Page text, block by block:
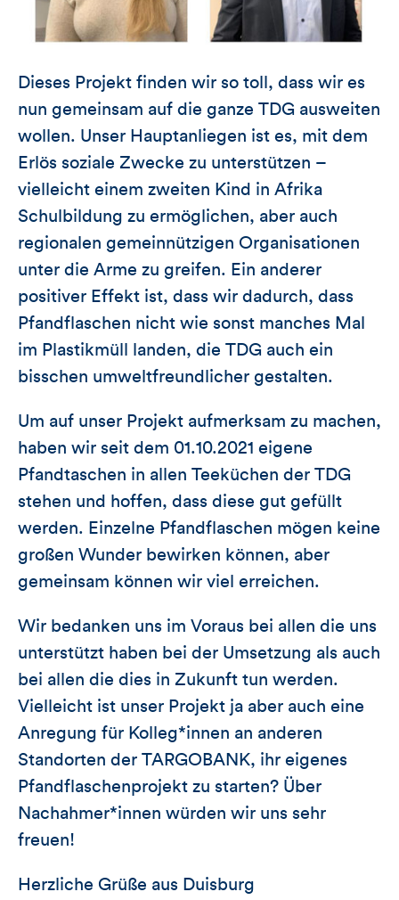
Dieses Projekt finden wir so toll, dass wir es
nun gemeinsam auf die ganze TDG ausweiten
wollen. Unser Hauptanliegen ist es, mit dem
Erlös soziale Zwecke zu unterstützen –
vielleicht einem zweiten Kind in Afrika
Schulbildung zu ermöglichen, aber auch
regionalen gemeinnützigen Organisationen
unter die Arme zu greifen. Ein anderer
positiver Effekt ist, dass wir dadurch, dass
Pfandflaschen nicht wie sonst manches Mal
im Plastikmüll landen, die TDG auch ein
bisschen umweltfreundlicher gestalten.
Um auf unser Projekt aufmerksam zu machen,
haben wir seit dem 01.10.2021 eigene
Pfandtaschen in allen Teeküchen der TDG
stehen und hoffen, dass diese gut gefüllt
werden. Einzelne Pfandflaschen mögen keine
großen Wunder bewirken können, aber
gemeinsam können wir viel erreichen.
Wir bedanken uns im Voraus bei allen die uns
unterstützt haben bei der Umsetzung als auch
bei allen die dies in Zukunft tun werden.
Vielleicht ist unser Projekt ja aber auch eine
Anregung für Kolleg*innen an anderen
Standorten der TARGOBANK, ihr eigenes
Pfandflaschenprojekt zu starten? Über
Nachahmer*innen würden wir uns sehr
freuen!
Herzliche Grüße aus Duisburg